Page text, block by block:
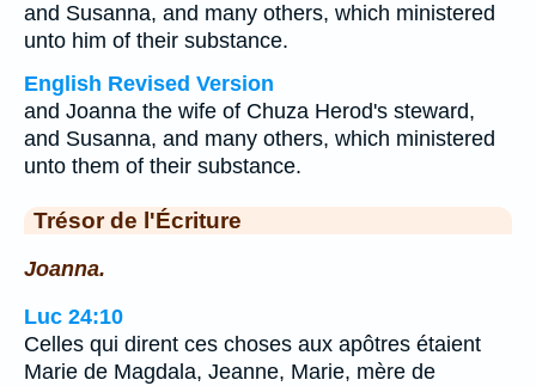
and Susanna, and many others, which ministered
unto him of their substance.
English Revised Version
and Joanna the wife of Chuza Herod's steward,
and Susanna, and many others, which ministered
unto them of their substance.
Trésor de l'Écriture
Joanna.
Luc 24:10
Celles qui dirent ces choses aux apôtres étaient
Marie de Magdala, Jeanne, Marie, mère de